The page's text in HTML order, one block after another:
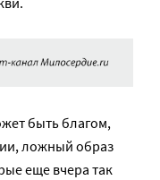
быть благом,
ложный образ
еще вчера так